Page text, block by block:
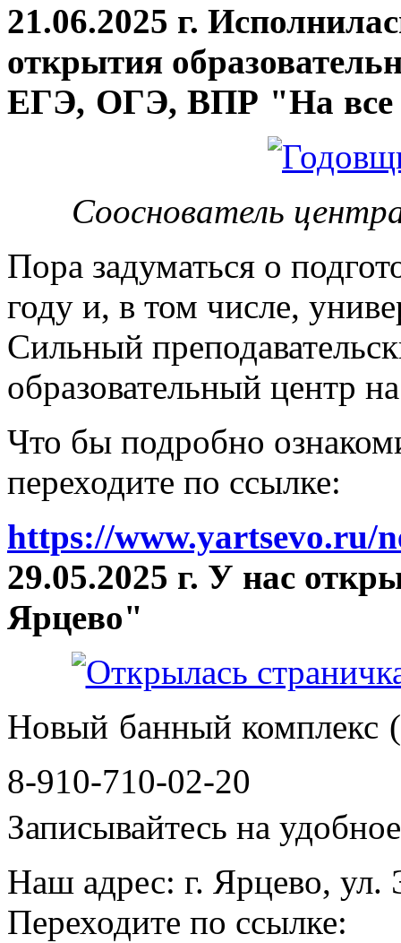
21.06.2025 г.
открытия
ЕГЭ, ОГЭ, ВПР "На все
Сооснователь
Пора задуматься о
году и, в том числе,
Сильный
образовательный центр
Что бы подробно
переходите по ссылке:
https://www.yartsevo.ru/
29.05.2025 г. У нас
Ярцево"
Новый банный комплекс
8-910-710-02-20
Записывайтесь на
Наш адрес: г. Ярцево, ул.
Переходите по ссылке: